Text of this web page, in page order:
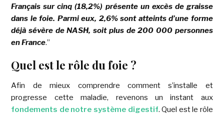
Français sur cinq (18,2%) présente un excès de graisse
dans le foie. Parmi eux, 2,6% sont atteints d’une forme
déjà sévère de NASH, soit plus de 200 000 personnes
en France.”
Quel est le rôle du foie ?
Afin de mieux comprendre comment s’installe et
progresse cette maladie, revenons un instant aux
fondements de notre système digestif. Quel est le rôle